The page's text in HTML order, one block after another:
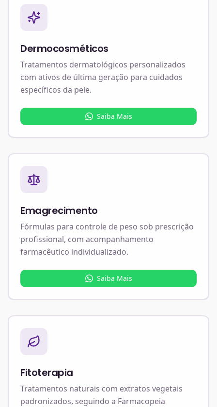
Dermocosméticos
Tratamentos dermatológicos personalizados
com ativos de última geração para cuidados
específicos da pele.
Saiba Mais
Emagrecimento
Fórmulas para controle de peso sob prescrição
profissional, com acompanhamento
farmacêutico individualizado.
Saiba Mais
Fitoterapia
Tratamentos naturais com extratos vegetais
padronizados, seguindo a Farmacopeia